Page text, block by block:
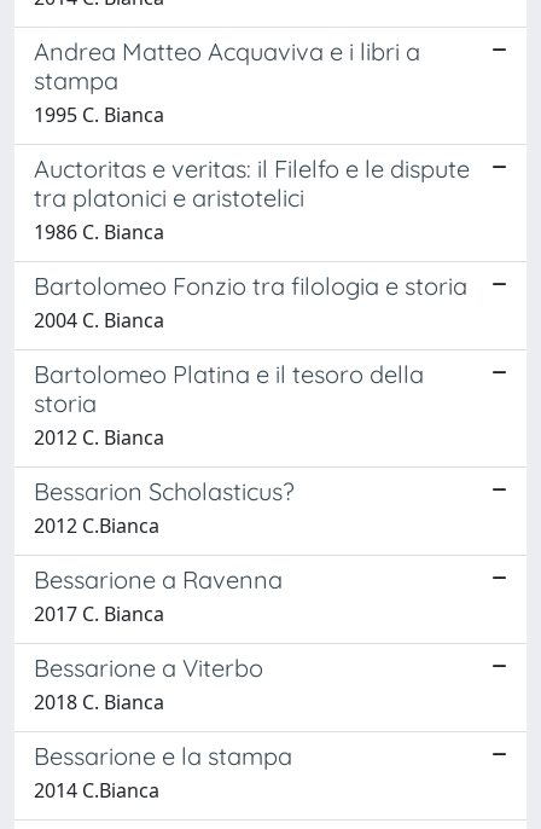
Andrea Matteo Acquaviva e i libri a
stampa
1995 C. Bianca
Auctoritas e veritas: il Filelfo e le dispute
tra platonici e aristotelici
1986 C. Bianca
Bartolomeo Fonzio tra filologia e storia
2004 C. Bianca
Bartolomeo Platina e il tesoro della
storia
2012 C. Bianca
Bessarion Scholasticus?
2012 C.Bianca
Bessarione a Ravenna
2017 C. Bianca
Bessarione a Viterbo
2018 C. Bianca
Bessarione e la stampa
2014 C.Bianca